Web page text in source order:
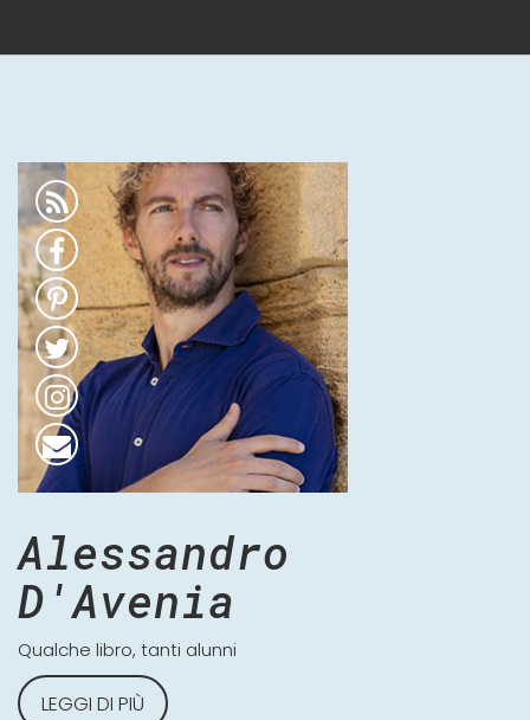
Alessandro
D'Avenia
Qualche libro, tanti alunni
LEGGI DI PIÙ